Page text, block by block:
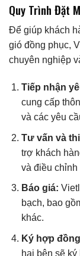
Quy Trình Đặt
Để giúp khách
gió đồng phục,
chuyên nghiệp
Tiếp nhận
cung cấp
và các yêu
Tư vấn và
trợ khách
và điều chỉnh
Báo giá:
bạch, bao
khác.
Ký hợp
hai bên sẽ